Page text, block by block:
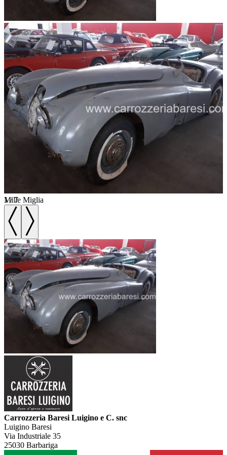
1/7
Mille Miglia
Carrozzeria Baresi Luigino e C. snc
Luigino Baresi
Via Industriale 35
25030 Barbariga